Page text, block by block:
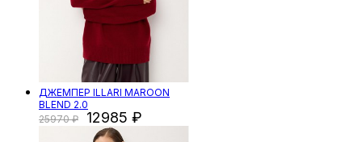
ДЖЕМПЕР ILLARI MAROON
BLEND 2.0
25970
12985